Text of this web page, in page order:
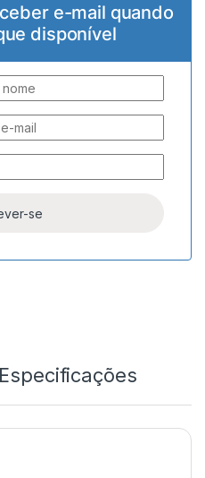
e-mail quando
disponível
Especificações